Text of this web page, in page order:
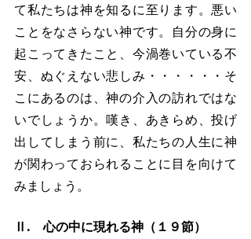
て私たちは神を知るに至ります。悪い
ことをなさらない神です。自分の身に
起こってきたこと、今渦巻いている不
安、ぬぐえない悲しみ・・・・・・そ
こにあるのは、神の介入の訪れではな
いでしょうか。嘆き、あきらめ、投げ
出してしまう前に、私たちの人生に神
が関わっておられることに目を向けて
みましょう。
Ⅱ.　心の中に現れる神（１９節）